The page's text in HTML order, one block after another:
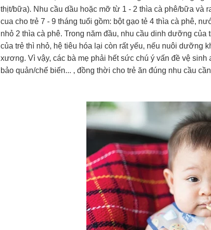
thịt/bữa). Nhu cầu dầu hoặc mỡ từ 1 - 2 thìa cà phê/bữa và
cua cho trẻ 7 - 9 tháng tuổi gồm: bột gạo tẻ 4 thìa cà phê,
nhỏ 2 thìa cà phê. Trong năm đầu, nhu cầu dinh dưỡng
của trẻ thì nhỏ, hệ tiêu hóa lại còn rất yếu, nếu nuôi dưỡng
xương. Vì vậy, các bà mẹ phải hết sức chú ý vấn đề vệ
bảo quản/chế biến... , đồng thời cho trẻ ăn đúng nhu cầu